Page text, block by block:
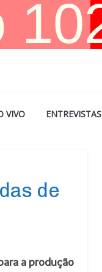
VIVO ENTREVISTAS
de
a produção